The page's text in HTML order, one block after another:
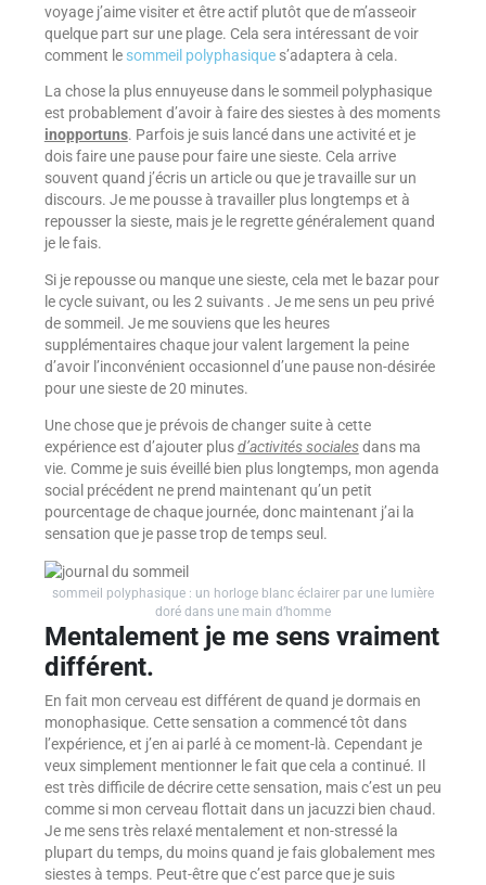
voyage j’aime visiter et être actif plutôt que de m’asseoir
quelque part sur une plage. Cela sera intéressant de voir
comment le sommeil polyphasiques’adaptera à cela.
La chose la plus ennuyeuse dans le sommeil polyphasique
est probablement d’avoir à faire des siestes à des moments
inopportuns. Parfois je suis lancé dans une activité et je
dois faire une pause pour faire une sieste. Cela arrive
souvent quand j’écris un article ou que je travaille sur un
discours. Je me pousse à travailler plus longtemps et à
repousser la sieste, mais je le regrette généralement quand
je le fais.
Si je repousse ou manque une sieste, cela met le bazar pour
le cycle suivant, ou les 2 suivants . Je me sens un peu privé
de sommeil. Je me souviens que les heures
supplémentaires chaque jour valent largement la peine
d’avoir l’inconvénient occasionnel d’une pause non-désirée
pour une sieste de 20 minutes.
Une chose que je prévois de changer suite à cette
expérience est d’ajouter plusd’activités socialesdans ma
vie. Comme je suis éveillé bien plus longtemps, mon agenda
social précédent ne prend maintenant qu’un petit
pourcentage de chaque journée, donc maintenant j’ai la
sensation que je passe trop de temps seul.
sommeil polyphasique : un horloge blanc éclairer par une lumière
doré dans une main d’homme
Mentalement je me sens vraiment
différent.
En fait mon cerveau est différent de quand je dormais en
monophasique. Cette sensation a commencé tôt dans
l’expérience, et j’en ai parlé à ce moment-là. Cependant je
veux simplement mentionner le fait que cela a continué. Il
est très difficile de décrire cette sensation, mais c’est un peu
comme si mon cerveau flottait dans un jacuzzi bien chaud.
Je me sens très relaxé mentalement et non-stressé la
plupart du temps, du moins quand je fais globalement mes
siestes à temps. Peut-être que c’est parce que je suis